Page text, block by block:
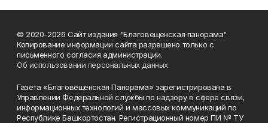
© 2020-2026 Сайт издания "Благовещенская панорама"
Копирование информации сайта разрешено только с
письменного согласия администрации.
Об использовании персональных данных
Газета «Благовещенская Панорама» зарегистрирована в
Управлении Федеральной службы по надзору в сфере связи,
информационных технологий и массовых коммуникаций по
Республике Башкортостан. Регистрационный номер ПИ № ТУ